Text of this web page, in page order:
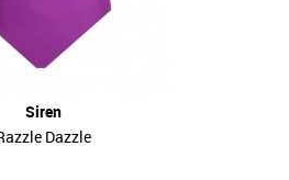
Siren
Dazzle